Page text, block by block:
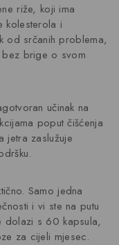
riže, koji ima
kolesterola i
od srčanih problema,
bez brige o svom
učinak na
poput čišćenja
jetra zaslužuje
Samo jedna
i vi ste na putu
dolazi s 60 kapsula,
za cijeli mjesec.